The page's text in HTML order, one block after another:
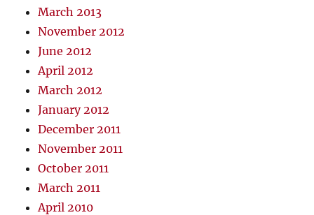
March 2013
November 2012
June 2012
April 2012
March 2012
January 2012
December 2011
November 2011
October 2011
March 2011
April 2010